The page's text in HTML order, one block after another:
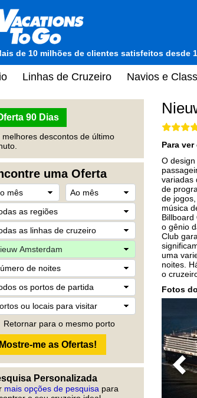
de 10 milhões de clientes satisfeitos desde
Linhas de Cruzeiro Navios e
90 Dias
melhores descontos de último
uma Oferta
Retornar para o mesmo porto
Personalizada
mais opções de pesquisa para
Para
O
variadas
de
de
música
Billboard
o gênio
Club
uma
noites.
o
Fotos